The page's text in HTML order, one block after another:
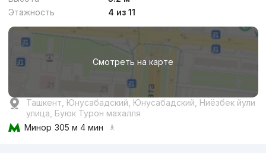
Этажность
4 из 11
Смотреть на карте
Ташкент, Юнусабадский, Юнусабадский, Ниёзбек йули
улица, Буюк Турон махалля
Минор 305 м 4 мин